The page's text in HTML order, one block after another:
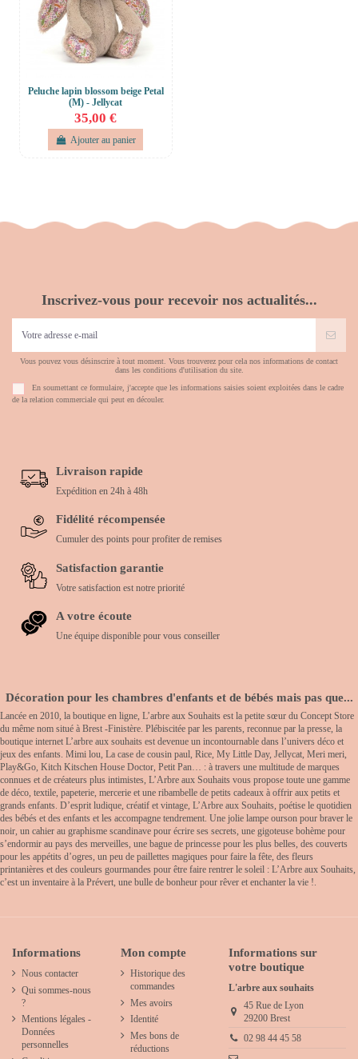
Peluche lapin blossom beige Petal
(M) - Jellycat
35,00 €
Ajouter au panier
Inscrivez-vous pour recevoir nos actualités...
Vous pouvez vous désinscrire à tout moment. Vous trouverez pour cela nos informations de contact
dans les conditions d'utilisation du site.
En soumettant ce formulaire, j'accepte que les informations saisies soient exploitées dans le cadre
de la relation commerciale qui peut en découler.
Livraison rapide
Expédition en 24h à 48h
Fidélité récompensée
Cumuler des points pour profiter de remises
Satisfaction garantie
Votre satisfaction est notre priorité
A votre écoute
Une équipe disponible pour vous conseiller
Décoration pour les chambres d'enfants et de bébés mais pas que...
Lancée en 2010, la boutique en ligne, L’arbre aux Souhaits est la petite sœur du Concept Store
du même nom situé à Brest -Finistère. Plébiscitée par les parents, reconnue par la presse, la
boutique internet L’arbre aux souhaits est devenue un incontournable dans l’univers déco et
jeux des enfants. Mimi lou, La case de cousin paul, Rice, My Little Day, Jellycat, Meri meri,
Play&Go, Kitch Kitschen House Doctor, Petit Pan… : à travers une multitude de marques
connues et de créateurs plus intimistes, L’Arbre aux Souhaits vous propose toute une gamme
de déco, textile, papeterie, mercerie et une ribambelle de petits cadeaux à offrir aux petits et
grands enfants. D’esprit ludique, créatif et vintage, L’Arbre aux Souhaits, poétise le quotidien
des bébés et des enfants et les accompagne tendrement. Une jolie lampe ourson pour braver le
noir, un cahier au graphisme scandinave pour écrire ses secrets, une gigoteuse bohème pour
s’endormir au pays des merveilles, une bague de princesse pour les plus belles, des couverts
pour les appétits d’ogres, un peu de paillettes magiques pour faire la fête, des fleurs
printanières et des couleurs gourmandes pour être faire rentrer le soleil : L’Arbre aux Souhaits,
c’est un inventaire à la Prévert, une bulle de bonheur pour rêver et enchanter la vie !.
Informations
Nous contacter
Qui sommes-nous
?
Mentions légales -
Données
personnelles
Mon compte
Historique des
commandes
Mes avoirs
Identité
Mes bons de
réductions
Informations sur
votre boutique
L'arbre aux souhaits
45 Rue de Lyon
29200 Brest
02 98 44 45 58